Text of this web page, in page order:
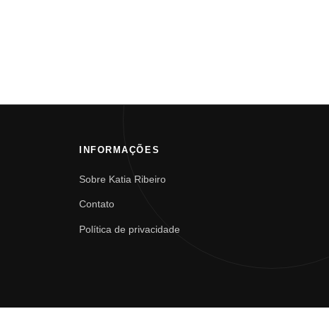
INFORMAÇÕES
Sobre Katia Ribeiro
Contato
Política de privacidade